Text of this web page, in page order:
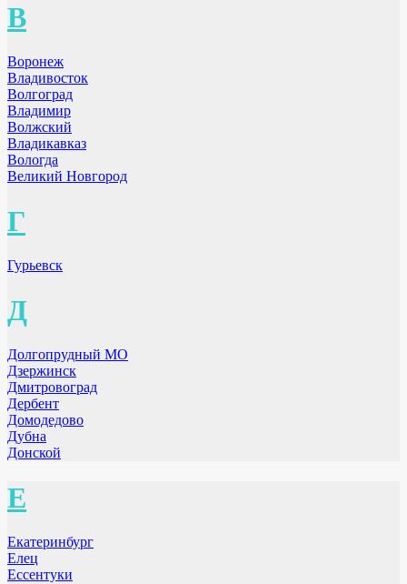
В
Воронеж
Владивосток
Волгоград
Владимир
Волжский
Владикавказ
Вологда
Великий Новгород
Г
Гурьевск
Д
Долгопрудный МО
Дзержинск
Дмитровоград
Дербент
Домодедово
Дубна
Донской
Е
Екатеринбург
Елец
Ессентуки